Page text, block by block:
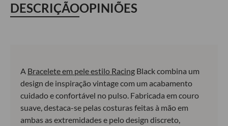
DESCRIÇÃOOPINIÕES
A Bracelete em pele estilo Racing Black combina um
design de inspiração vintage com um acabamento
cuidado e confortável no pulso. Fabricada em couro
suave, destaca-se pelas costuras feitas à mão em
ambas as extremidades e pelo design discreto,